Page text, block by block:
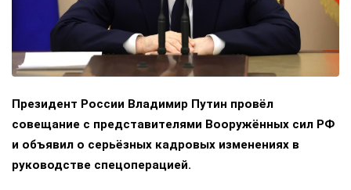
Президент России Владимир Путин провёл
совещание с представителями Вооружённых сил РФ
и объявил о серьёзных кадровых изменениях в
руководстве спецоперацией.